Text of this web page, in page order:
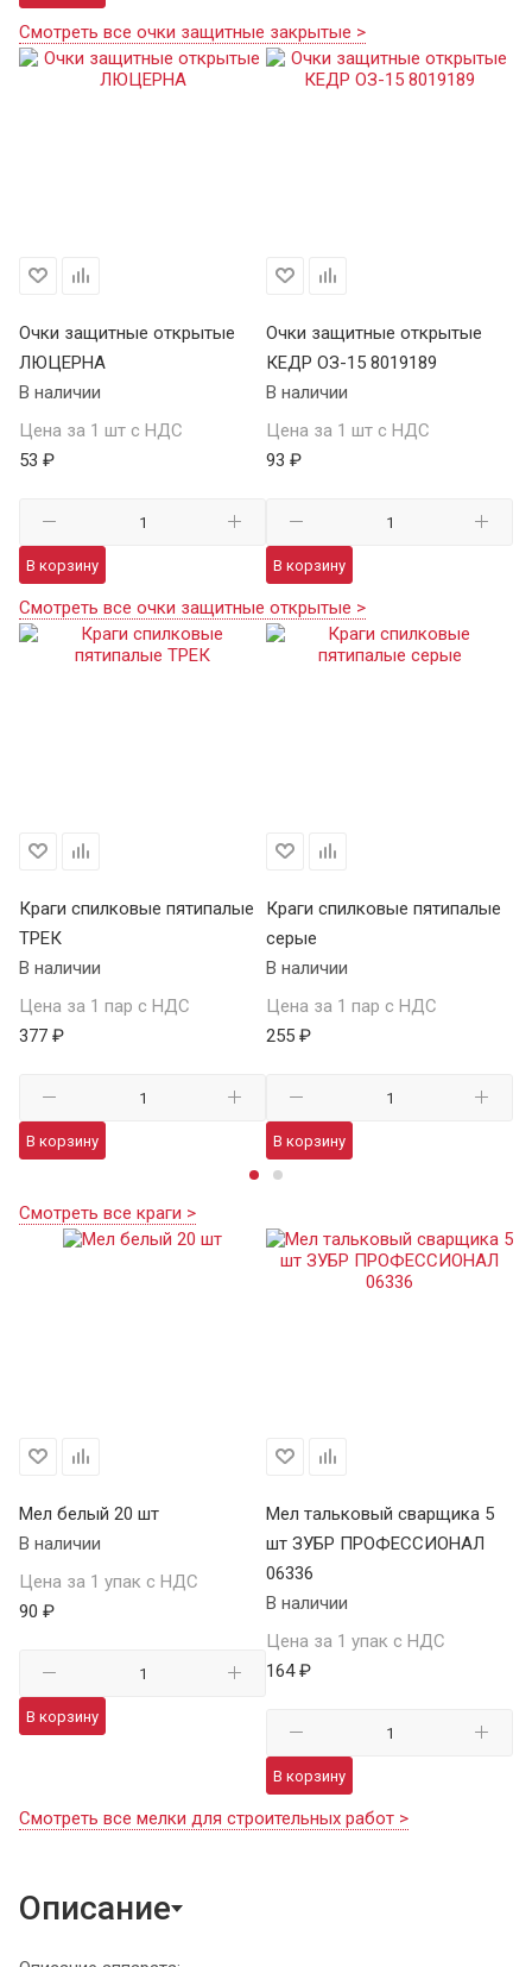
Смотреть все очки защитные закрытые >
Очки защитные открытые
ЛЮЦЕРНА
В наличии
Цена за 1 шт с НДС
53 ₽
В корзину
Очки защитные открытые
КЕДР ОЗ-15 8019189
В наличии
Цена за 1 шт с НДС
93 ₽
В корзину
Смотреть все очки защитные открытые >
Краги спилковые пятипалые
ТРЕК
В наличии
Цена за 1 пар с НДС
377 ₽
В корзину
Краги спилковые пятипалые
серые
В наличии
Цена за 1 пар с НДС
255 ₽
В корзину
Смотреть все краги >
Мел белый 20 шт
В наличии
Цена за 1 упак с НДС
90 ₽
В корзину
Мел тальковый сварщика 5
шт ЗУБР ПРОФЕССИОНАЛ
06336
В наличии
Цена за 1 упак с НДС
164 ₽
В корзину
Смотреть все мелки для строительных работ >
Описание